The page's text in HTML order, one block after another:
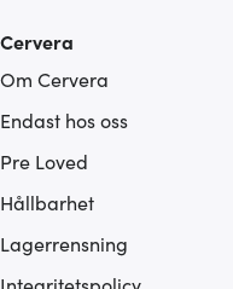
Cervera
Om Cervera
Endast hos oss
Pre Loved
Hållbarhet
Lagerrensning